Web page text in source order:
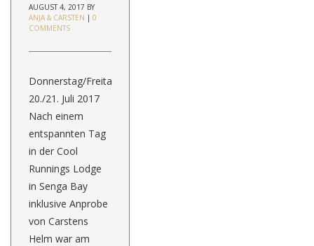
AUGUST 4, 2017 BY
ANJA & CARSTEN | 0
COMMENTS
Donnerstag/Freitag,
20./21. Juli 2017
Nach einem
entspannten Tag
in der Cool
Runnings Lodge
in Senga Bay
inklusive Anprobe
von Carstens
Helm war am